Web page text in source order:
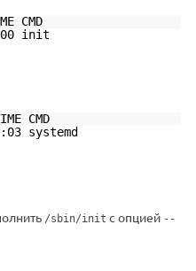
init
CMD
/sbin/init с опцией --